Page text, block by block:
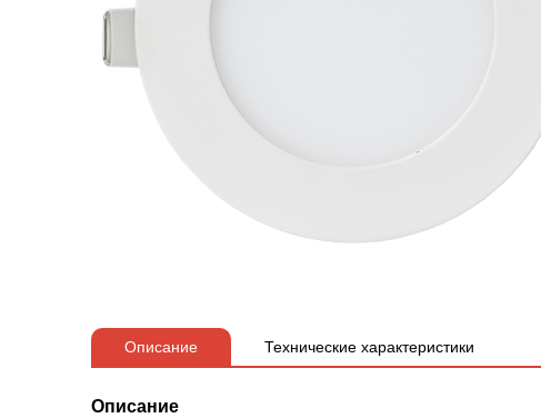
Описание Технические характеристики
Описание